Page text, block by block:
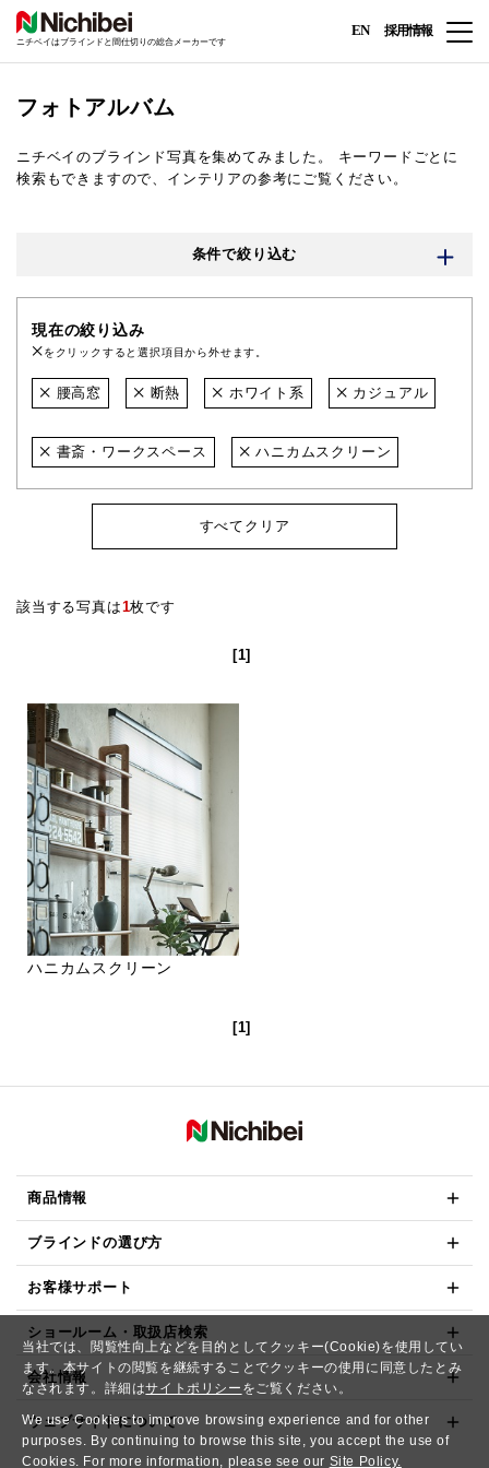
当社では、閲覧性向上などを目的としてクッキー(Cookie)を使用してい
ます。本サイトの閲覧を継続することでクッキーの使用に同意したとみ
なされます。詳細はサイトポリシー をご覧ください。
We use Cookies to improve browsing experience and for other
purposes. By continuing to browse this site, you accept the use of
Cookies. For more information, please see our Site Policy.
ニチベイはブラインドと間仕切りの総合メーカーです
EN 採用情報
フォトアルバム
ニチベイのブラインド写真を集めてみました。
キーワードごとに
検索もできますので、インテリアの参考にご覧ください。
条件で絞り込む
現在の絞り込み
をクリックすると選択項目から外せます。
腰高窓 断熱 ホワイト系 カジュアル
書斎・ワークスペース ハニカムスクリーン
すべてクリア
該当する写真は1枚です
[1]
ハニカムスクリーン
[1]
商品情報
ブラインドの選び方
お客様サポート
ショールーム・取扱店検索
会社情報
ウェブサイトについて